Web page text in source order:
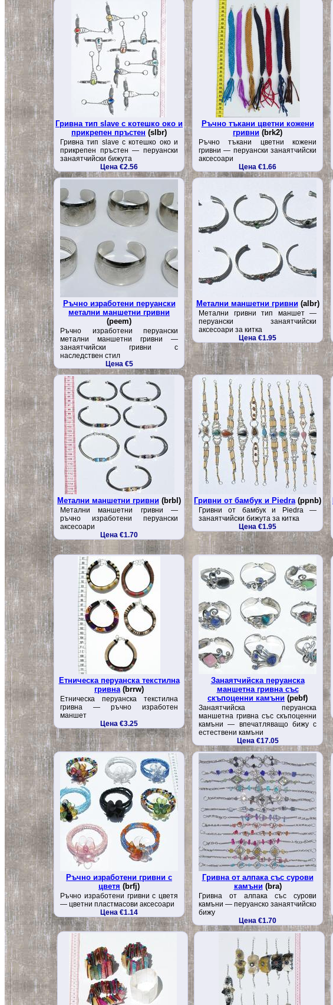
Гривна тип slave с котешко око и
прикрепен пръстен (slbr)
Гривна тип slave с котешко око и
прикрепен пръстен — перуански
занаятчийски бижута
Цена €2.56
Ръчно тъкани цветни кожени
гривни (brk2)
Ръчно тъкани цветни кожени
гривни — перуански занаятчийски
аксесоари
Цена €1.66
Ръчно изработени перуански
метални маншетни гривни
(peem)
Ръчно изработени перуански
метални маншетни гривни —
занаятчийски гривни с
наследствен стил
Цена €5
Метални маншетни гривни (albr)
Метални гривни тип маншет —
перуански занаятчийски
аксесоари за китка
Цена €1.95
Метални маншетни гривни (brbl)
Метални маншетни гривни —
ръчно изработени перуански
аксесоари
Цена €1.70
Гривни от бамбук и Piedra(ppnb)
Гривни от бамбук и Piedra —
занаятчийски бижута за китка
Цена €1.95
Етническа перуанска текстилна
гривна(brrw)
Етническа перуанска текстилна
гривна — ръчно изработен
маншет
Цена €3.25
Занаятчийска перуанска
маншетна гривна със
скъпоценни камъни (pebf)
Занаятчийска перуанска
маншетна гривна със скъпоценни
камъни — впечатляващо бижу с
естествени камъни
Цена €17.05
Ръчно изработени гривни с
цветя (brfj)
Ръчно изработени гривни с цветя
— цветни пластмасови аксесоари
Цена €1.14
Гривна от алпака със сурови
камъни (bra)
Гривна от алпака със сурови
камъни — перуанско занаятчийско
бижу
Цена €1.70